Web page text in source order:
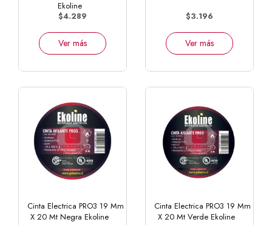
Ekoline
$4.289
Ver más
$3.196
Ver más
Cinta Electrica PRO3 19 Mm
X 20 Mt Negra Ekoline
Cinta Electrica PRO3 19 Mm
X 20 Mt Verde Ekoline